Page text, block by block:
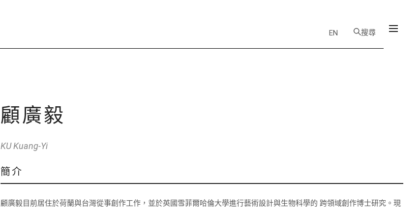
EN 搜尋
顧廣毅
KU Kuang-Yi
簡介
顧廣毅目前居住於荷蘭與台灣從事創作工作，並於英國雪菲爾哈倫大學進行藝術設計與生物科學的 跨領域創作博士研究。現